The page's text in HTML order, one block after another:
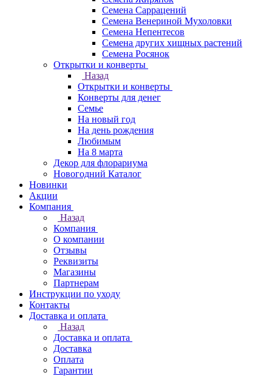
Семена Саррацений
Семена Венериной Мухоловки
Семена Непентесов
Семена других хищных растений
Семена Росянок
Открытки и конверты
Назад
Открытки и конверты
Конверты для денег
Семье
На новый год
На день рождения
Любимым
На 8 марта
Декор для флорариума
Новогодний Каталог
Новинки
Акции
Компания
Назад
Компания
О компании
Отзывы
Реквизиты
Магазины
Партнерам
Инструкции по уходу
Контакты
Доставка и оплата
Назад
Доставка и оплата
Доставка
Оплата
Гарантии